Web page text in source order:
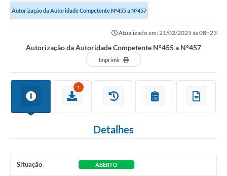
Diário Oficial
Telefones Úteis
Feriados e Datas Comemorativas
Galeria de Fotos
Autorização da Autoridade Competente N°455 a N°457
Atualizado em: 21/02/2025 às 08h23
Autorização da Autoridade Competente N°455 a N°457
Imprimir
1
Detalhes
Situação ABERTO